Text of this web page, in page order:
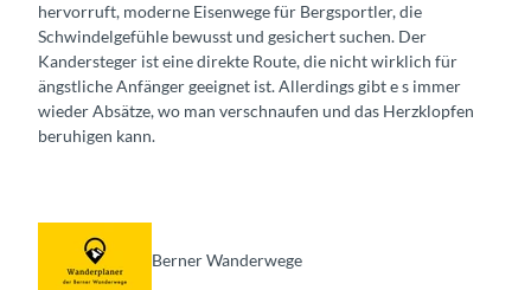
hervorruft, moderne Eisenwege für Bergsportler, die
Schwindelgefühle bewusst und gesichert suchen. Der
Kandersteger ist eine direkte Route, die nicht wirklich für
ängstliche Anfänger geeignet ist. Allerdings gibt e s immer
wieder Absätze, wo man verschnaufen und das Herzklopfen
beruhigen kann.
Berner Wanderwege